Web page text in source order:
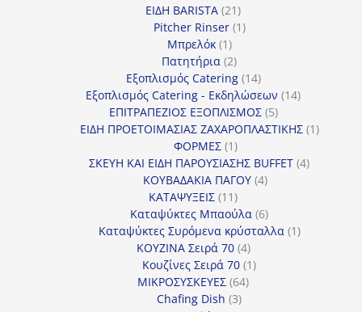
ΕΙΔΗ BARISTA 2121
προϊόντα
Pitcher Rinser 11
Μπρελόκ 11
προϊόν
Πατητήρια 22
προϊόντα
Εξοπλισμός Catering 1414
προϊόντα
Εξοπλισμός Catering - Εκδηλώσεων 1414
ΕΠΙΤΡΑΠΕΖΙΟΣ ΕΞΟΠΛΙΣΜΟΣ 55
προϊόντα
ΕΙΔΗ ΠΡΟΕΤΟΙΜΑΣΙΑΣ ΖΑΧΑΡΟΠΛΑΣΤΙΚΗΣ 11
ΦΟΡΜΕΣ 11
προϊόν
ΣΚΕΥΗ ΚΑΙ ΕΙΔΗ ΠΑΡΟΥΣΙΑΣΗΣ BUFFET 44
ΚΟΥΒΑΔΑΚΙΑ ΠΑΓΟΥ 44
ΚΑΤΑΨΥΞΕΙΣ 1111
προϊόντα
Καταψύκτες Μπαούλα 66
προϊόντα
Καταψύκτες Συρόμενα κρύσταλλα 11
ΚΟΥΖΙΝΑ Σειρά 70 44
προϊόντα
Κουζίνες Σειρά 70 11
ΜΙΚΡΟΣΥΣΚΕΥΕΣ 6464
Chafing Dish 33